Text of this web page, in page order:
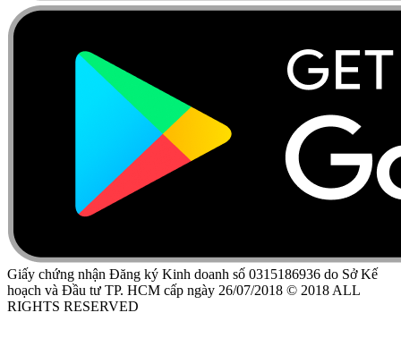
Giấy chứng nhận Đăng ký Kinh doanh số 0315186936 do Sở Kế
hoạch và Đầu tư TP. HCM cấp ngày 26/07/2018 © 2018 ALL
RIGHTS RESERVED